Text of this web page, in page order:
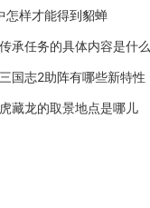
怎样才能得到貂蝉
承任务的具体内容是什么
国志2助阵有哪些新特性
藏龙的取景地点是哪儿